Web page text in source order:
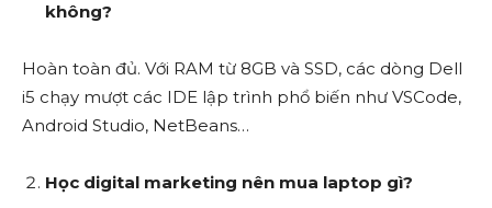
không?
Hoàn toàn đủ. Với RAM từ 8GB và SSD, các dòng Dell
i5 chạy mượt các IDE lập trình phổ biến như VSCode,
Android Studio, NetBeans…
Học digital marketing nên mua laptop gì?